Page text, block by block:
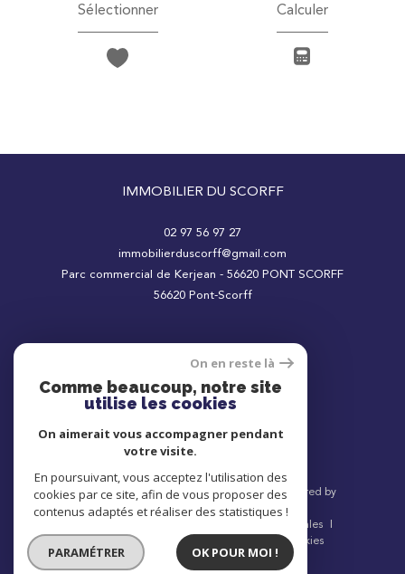
Sélectionner Calculer
IMMOBILIER DU SCORFF
02 97 56 97 27
immobilierduscorff@gmail.com
Parc commercial de Kerjean - 56620 PONT SCORFF
56620
Pont-Scorff
Adhérents
© 2026 | Tous droits réservés | Traduction powered by
Google |
Mentions légales
Admin
Nos liens Cookies
On en reste là
Comme beaucoup, notre site
utilise les cookies
On aimerait vous accompagner pendant
votre visite.
En poursuivant, vous acceptez l'utilisation des
cookies par ce site, afin de vous proposer des
contenus adaptés et réaliser des statistiques !
PARAMÉTRER OK POUR MOI !